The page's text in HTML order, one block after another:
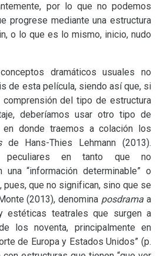
por lo que no podemos
progrese mediante una estructura
o lo que es lo mismo, inicio, nudo
dramáticos usuales no
de esta película, siendo así que, si
comprensión del tipo de estructura
deberíamos usar otro tipo de
en donde traemos a colación los
de Hans-Thies Lehmann (2013).
en tanto que no
una “información determinable” o
pues, que no significan, sino que se
(2013), denomina posdrama a
estéticas teatrales que surgen a
los noventa, principalmente en
de Europa y Estados Unidos” (p.